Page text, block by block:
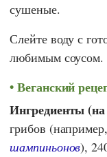
сушеные.
Слейте воду с
любимым соусом.
Веганский
Ингредиенты
грибов
шампиньонов),